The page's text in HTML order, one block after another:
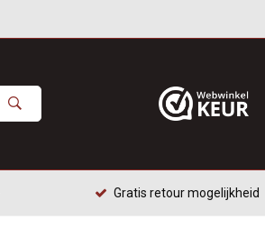
Gratis retour mogelijkheid